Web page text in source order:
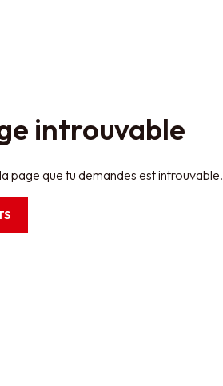
introuvable
page que tu demandes est introuvable.